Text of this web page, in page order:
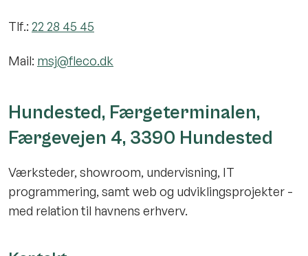
Tlf.: 22 28 45 45
Mail: msj@fleco.dk
Hundested, Færgeterminalen,
Færgevejen 4, 3390 Hundested
Værksteder, showroom, undervisning, IT
programmering, samt web og udviklingsprojekter -
med relation til havnens erhverv.